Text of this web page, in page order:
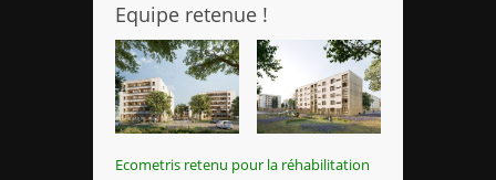
Equipe retenue !
Ecometris retenu pour la réhabilitation